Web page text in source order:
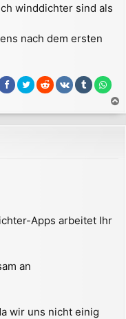
winddichter sind als
nach dem ersten
a
c
Apps arbeitet Ihr
an
wir uns nicht einig